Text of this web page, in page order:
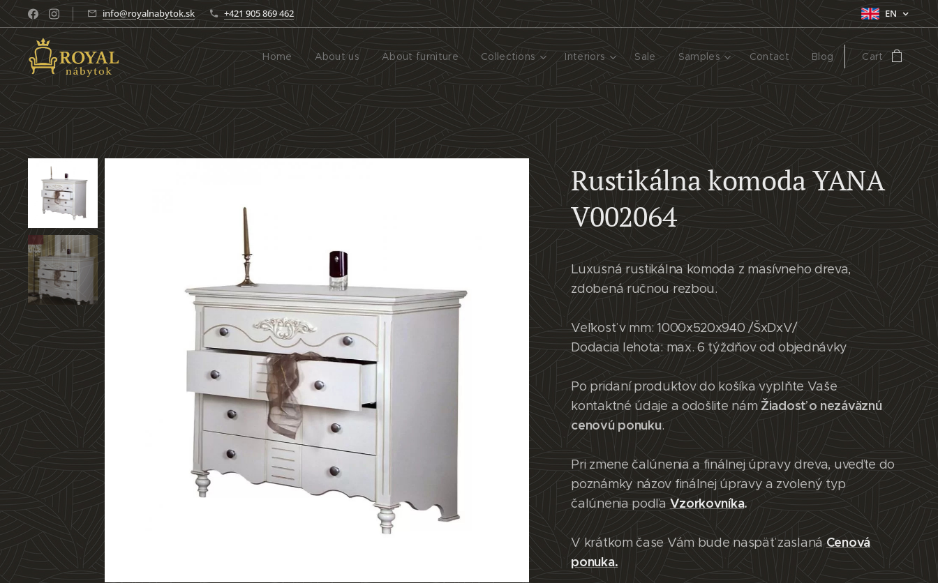
info@royalnabytok.sk +421 905 869 462 EN
Home About us About furniture Collections Interiors Sale Samples Contact Blog Cart
Rustikálna komoda YANA
V002064
Luxusná rustikálna komoda z masívneho dreva,
zdobená ručnou rezbou.
Veľkosť v mm: 1000x520x940 /ŠxDxV/
Dodacia lehota: max. 6 týždňov od objednávky
Po pridaní produktov do košíka vyplňte Vaše
kontaktné údaje a odošlite nám Žiadosť o nezáväznú
cenovú ponuku.
Pri zmene čalúnenia a finálnej úpravy dreva, uveďte do
poznámky názov finálnej úpravy a zvolený typ
čalúnenia podľa Vzorkovníka.
V krátkom čase Vám bude naspäť zaslanáCenová
ponuka.